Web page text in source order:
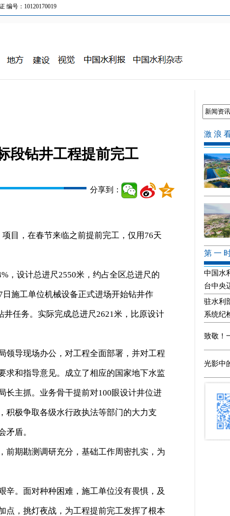
编号：10120170019
段钻井工程提前完工
分享到：
目，在春节来临之前提前完工，仅用76天
设计总进尺2550米，约占全区总进尺的
日施工单位机械设备正式进场开始钻井作
任务。实际完成总进尺2621米，比原设计
导现场办公，对工程全面部署，并对工程
求和指导意见。成立了相应的国家地下水监
长主抓。业务骨干提前对100眼设计井位进
积极争取各级水行政执法等部门的大力支
矛盾。
期勘测调研充分，基础工作周密扎实，为
。面对种种困难，施工单位没有畏惧，及
点，挑灯夜战，为工程提前完工发挥了根本